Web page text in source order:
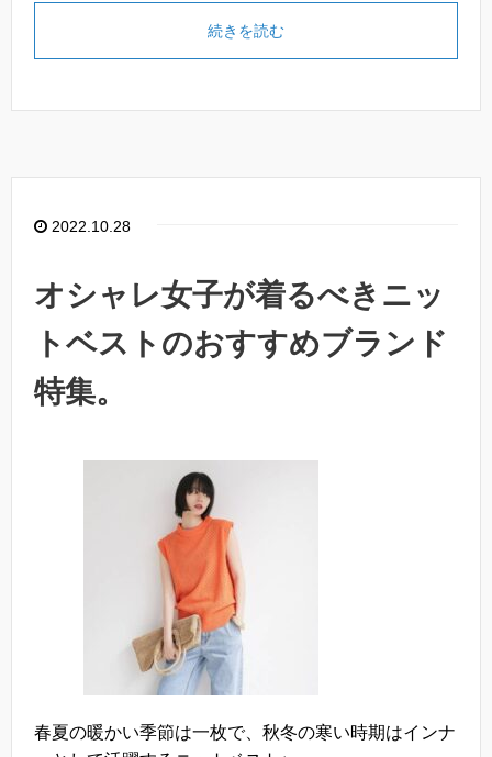
続きを読む
2022.10.28
オシャレ女子が着るべきニッ
トベストのおすすめブランド
特集。
春夏の暖かい季節は一枚で、秋冬の寒い時期はインナ